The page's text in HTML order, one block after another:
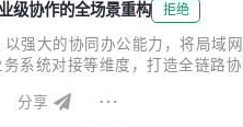
级协作的全场景重构 拒绝
强大的协同办公能力，将局域
系统对接等维度，打造全链路
示修改痕迹与版本记...
分享